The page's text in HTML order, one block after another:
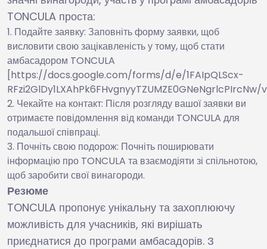
TONCULA проста:
Подайте заявку: Заповніть форму заявки, щоб
висловити свою зацікавленість у тому, щоб стати
амбасадором TONCULA
[https://docs.google.com/forms/d/e/1FAIpQLScx-
Чекайте на контакт: Після розгляду вашої заявки ви
отримаєте повідомлення від команди TONCULA для
подальшої співпраці.
Почніть свою подорож: Почніть поширювати
інформацію про TONCULA та взаємодіяти зі спільнотою,
щоб заробити свої винагороди.
Резюме
TONCULA пропонує унікальну та захоплюючу
можливість для учасників, які вирішать
приєднатися до програми амбасадорів. З